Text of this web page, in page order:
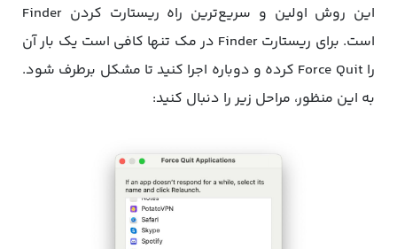
این روش اولین و سریع‌ترین راه ریستارت کردن Finder
است. برای ریستارت Finder در مک تنها کافی است یک بار آن
را Force Quit کرده و دوباره اجرا کنید تا مشکل برطرف شود.
به این منظور، مراحل زیر را دنبال کنید: